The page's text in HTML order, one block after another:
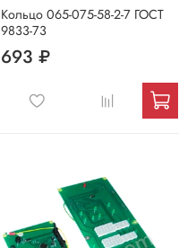
Кольцо 065-075-58-2-7 ГОСТ
9833-73
693 ₽